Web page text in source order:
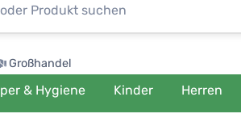
Großhandel
& Hygiene Kinder Herren